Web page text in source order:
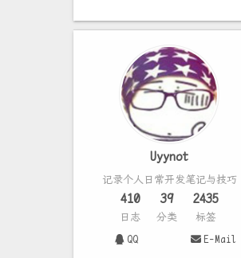
Uyynot
记录个人日常开发笔记与技巧
410
日志
39
分类
2435
标签
QQ
E-Mail